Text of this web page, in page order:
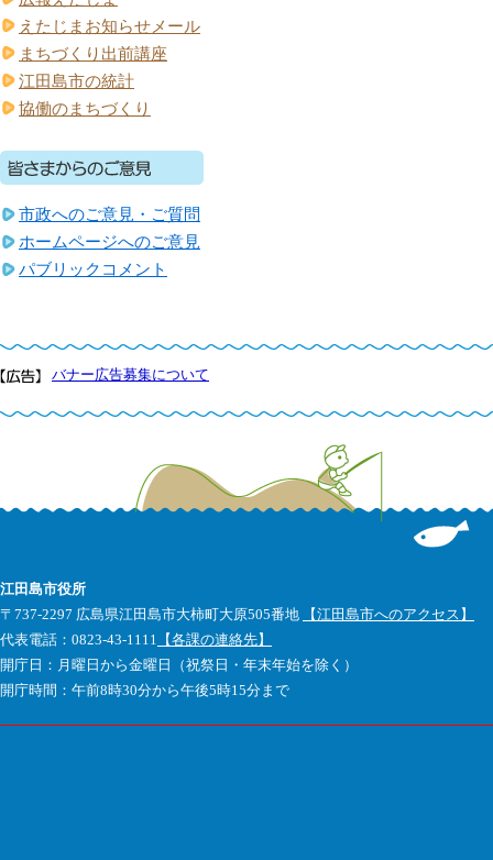
えたじまお知らせメール
まちづくり出前講座
江田島市の統計
協働のまちづくり
市政へのご意見・ご質問
ホームページへのご意見
パブリックコメント
バナー広告募集について
江田島市役所
〒737-2297 広島県江田島市大柿町大原505番地
【江田島市へのアクセス】
代表電話：0823-43-1111 【各課の連絡先】
開庁日：月曜日から金曜日（祝祭日・年末年始を除く）
開庁時間：午前8時30分から午後5時15分まで